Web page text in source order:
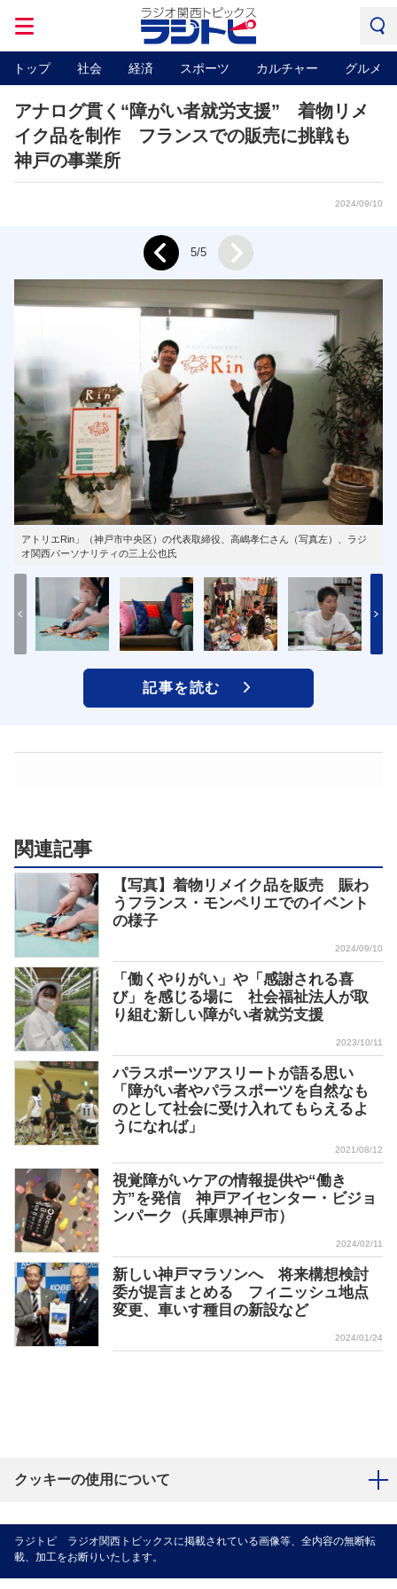
トップ 社会 経済 スポーツ カルチャー グルメ
アナログ貫く“障がい者就労支援” 着物リメ
イク品を制作 フランスでの販売に挑戦も
神戸の事業所
2024/09/10
アトリエRin」（神戸市中央区）の代表取締役、高嶋孝仁さん（写真左）、ラジ
オ関西パーソナリティの三上公也氏
Prev 5/5
記事を読む
関連記事
【写真】着物リメイク品を販売 賑わ
うフランス・モンペリエでのイベント
の様子
2024/09/10
「働くやりがい」や「感謝される喜
び」を感じる場に 社会福祉法人が取
り組む新しい障がい者就労支援
2023/10/11
パラスポーツアスリートが語る思い
「障がい者やパラスポーツを自然なも
のとして社会に受け入れてもらえるよ
うになれば」
2021/08/12
視覚障がいケアの情報提供や“働き
方”を発信 神戸アイセンター・ビジョ
ンパーク（兵庫県神戸市）
2024/02/11
新しい神戸マラソンへ 将来構想検討
委が提言まとめる フィニッシュ地点
変更、車いす種目の新設など
2024/01/24
クッキーの使用について
ラジトピ ラジオ関西トピックスに掲載されている画像等、全内容の無断転
載、加工をお断りいたします。